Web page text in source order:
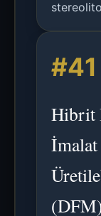
yüksek
#41
Hibrit